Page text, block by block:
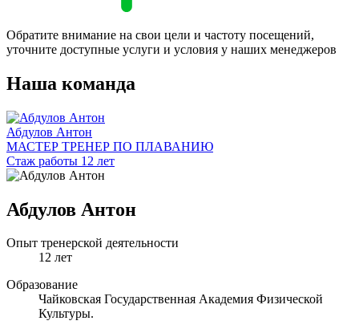
Обратите внимание на свои цели и частоту посещений,
уточните доступные услуги и условия у наших менеджеров
Наша команда
Абдулов Антон
МАСТЕР ТРЕНЕР ПО ПЛАВАНИЮ
Стаж работы 12 лет
Абдулов Антон
Опыт тренерской деятельности
12 лет
Образование
Чайковская Государственная Академия Физической
Культуры.